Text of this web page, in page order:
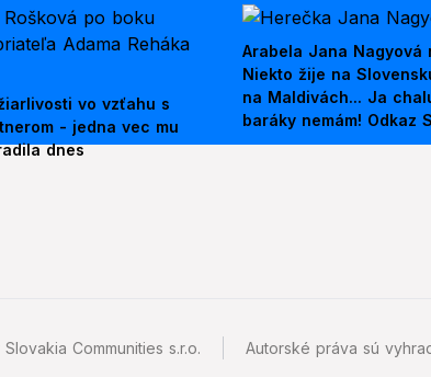
vo vzťahu s
- jedna vec mu
dnes
Arabela Jana Nagyová
Niekto žije na
na Maldivách... Ja
baráky nemám! Odkaz
Communities s.r.o. Autorské práva sú